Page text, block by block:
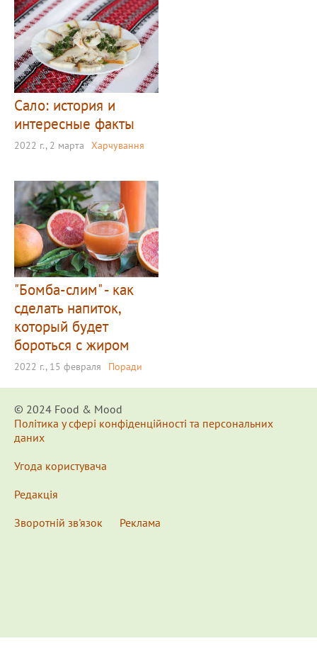
Сало: история и
интересные факты
2022 г., 2 марта Харчування
"Бомба-слим" - как
сделать напиток,
который будет
бороться с жиром
2022 г., 15 февраля Поради
© 2024 Food & Мood
Політика у сфері конфіденційності та персональних
даних
Угода користувача
Редакція
Зворотній зв'язок
Реклама